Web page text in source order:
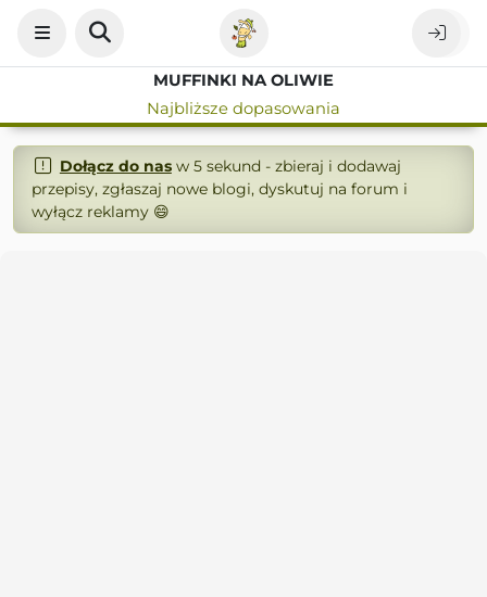
MUFFINKI NA OLIWIE
Najbliższe dopasowania
Dołącz do nasw 5 sekund - zbieraj i dodawaj
przepisy, zgłaszaj nowe blogi, dyskutuj na forum i
wyłącz reklamy 😄